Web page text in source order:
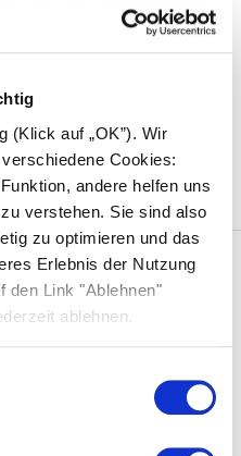
(Klick auf „OK”). Wir
Cookies:
andere helfen uns
verstehen. Sie sind also
zu optimieren und das
Erlebnis der Nutzung
den Link "Ablehnen"
ablehnen.
Lebensdauer
im Test